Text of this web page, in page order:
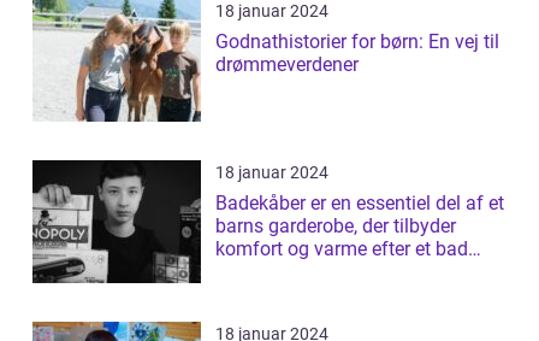
18 januar 2024
Godnathistorier for børn: En vej til
drømmeverdener
18 januar 2024
Badekåber er en essentiel del af et
barns garderobe, der tilbyder
komfort og varme efter et bad
18 januar 2024